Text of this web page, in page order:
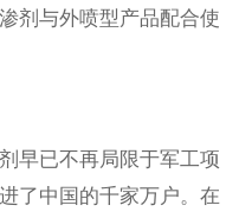
剂与外喷型产品配合使
早已不再局限于军工项
了中国的千家万户。在